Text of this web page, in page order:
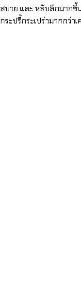
สบาย และ หลับลึกมากขึ้
กระปรี้กระเปร่ามากกว่าเ